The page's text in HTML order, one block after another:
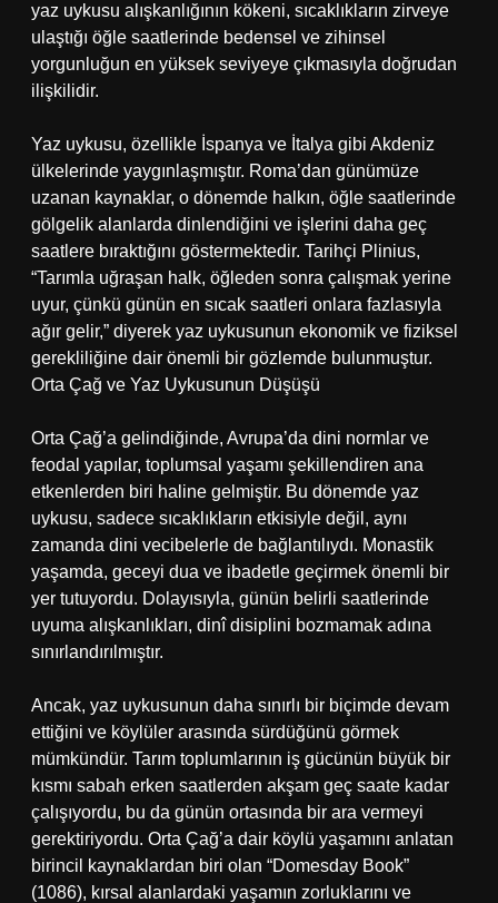
yaz uykusu alışkanlığının kökeni, sıcaklıkların zirveye
ulaştığı öğle saatlerinde bedensel ve zihinsel
yorgunluğun en yüksek seviyeye çıkmasıyla doğrudan
ilişkilidir.
Yaz uykusu, özellikle İspanya ve İtalya gibi Akdeniz
ülkelerinde yaygınlaşmıştır. Roma’dan günümüze
uzanan kaynaklar, o dönemde halkın, öğle saatlerinde
gölgelik alanlarda dinlendiğini ve işlerini daha geç
saatlere bıraktığını göstermektedir. Tarihçi Plinius,
“Tarımla uğraşan halk, öğleden sonra çalışmak yerine
uyur, çünkü günün en sıcak saatleri onlara fazlasıyla
ağır gelir,” diyerek yaz uykusunun ekonomik ve fiziksel
gerekliliğine dair önemli bir gözlemde bulunmuştur.
Orta Çağ ve Yaz Uykusunun Düşüşü
Orta Çağ’a gelindiğinde, Avrupa’da dini normlar ve
feodal yapılar, toplumsal yaşamı şekillendiren ana
etkenlerden biri haline gelmiştir. Bu dönemde yaz
uykusu, sadece sıcaklıkların etkisiyle değil, aynı
zamanda dini vecibelerle de bağlantılıydı. Monastik
yaşamda, geceyi dua ve ibadetle geçirmek önemli bir
yer tutuyordu. Dolayısıyla, günün belirli saatlerinde
uyuma alışkanlıkları, dinî disiplini bozmamak adına
sınırlandırılmıştır.
Ancak, yaz uykusunun daha sınırlı bir biçimde devam
ettiğini ve köylüler arasında sürdüğünü görmek
mümkündür. Tarım toplumlarının iş gücünün büyük bir
kısmı sabah erken saatlerden akşam geç saate kadar
çalışıyordu, bu da günün ortasında bir ara vermeyi
gerektiriyordu. Orta Çağ’a dair köylü yaşamını anlatan
birincil kaynaklardan biri olan “Domesday Book”
(1086), kırsal alanlardaki yaşamın zorluklarını ve